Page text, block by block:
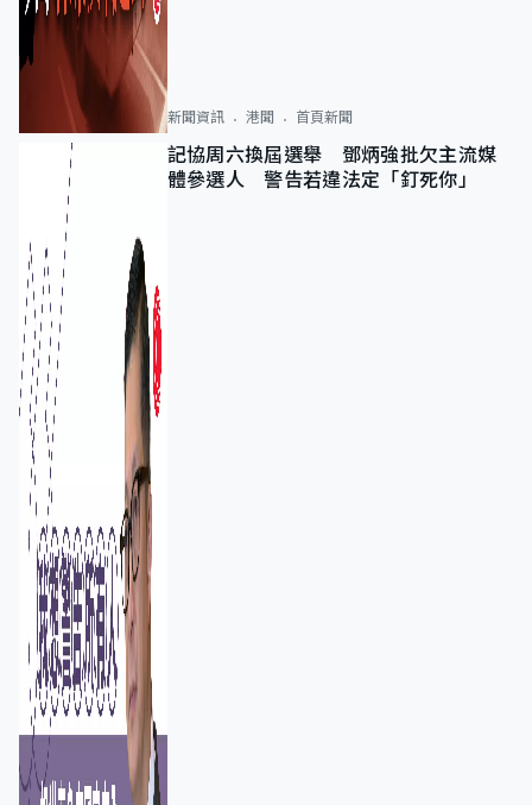
新聞資訊 港聞 首頁新聞
記協周六換屆選舉 鄧炳強批欠主流媒
體參選人 警告若違法定「釘死你」